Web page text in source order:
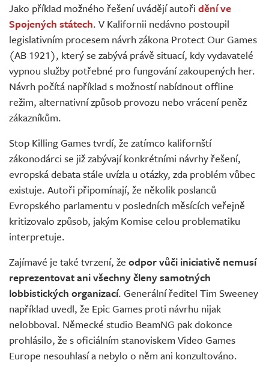
Jako příklad možného řešení uvádějí autoři dění ve
Spojených státech. V Kalifornii nedávno postoupil
legislativním procesem návrh zákona Protect Our Games
(AB 1921), který se zabývá právě situací, kdy vydavatelé
vypnou služby potřebné pro fungování zakoupených her.
Návrh počítá například s možností nabídnout offline
režim, alternativní způsob provozu nebo vrácení peněz
zákazníkům.
Stop Killing Games tvrdí, že zatímco kalifornští
zákonodárci se již zabývají konkrétními návrhy řešení,
evropská debata stále uvízla u otázky, zda problém vůbec
existuje. Autoři připomínají, že několik poslanců
Evropského parlamentu v posledních měsících veřejně
kritizovalo způsob, jakým Komise celou problematiku
interpretuje.
Zajímavé je také tvrzení, že odpor vůči iniciativě nemusí
reprezentovat ani všechny členy samotných
lobbistických organizací. Generální ředitel Tim Sweeney
například uvedl, že Epic Games proti návrhu nijak
nelobboval. Německé studio BeamNG pak dokonce
prohlásilo, že s oficiálním stanoviskem Video Games
Europe nesouhlasí a nebylo o něm ani konzultováno.